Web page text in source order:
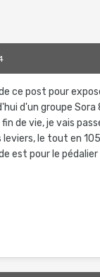
ce post pour
d'un groupe
de vie, je vais
leviers, le tout en
est pour le